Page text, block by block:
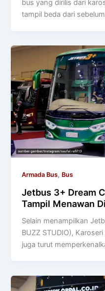
bus yang dirilis dari
tampil beda dari
Armada Bus, Bus
Jetbus 3+ Dream
Tampil Menawan
Selain menampilkan
BUZZ STUDIO),
juga turut